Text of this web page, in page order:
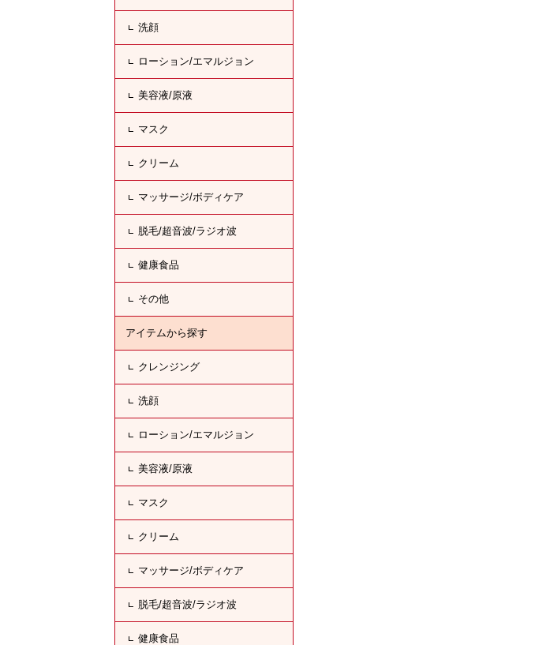
洗顔
ローション/エマルジョン
美容液/原液
マスク
クリーム
マッサージ/ボディケア
脱毛/超音波/ラジオ波
健康食品
その他
アイテムから探す
クレンジング
洗顔
ローション/エマルジョン
美容液/原液
マスク
クリーム
マッサージ/ボディケア
脱毛/超音波/ラジオ波
健康食品